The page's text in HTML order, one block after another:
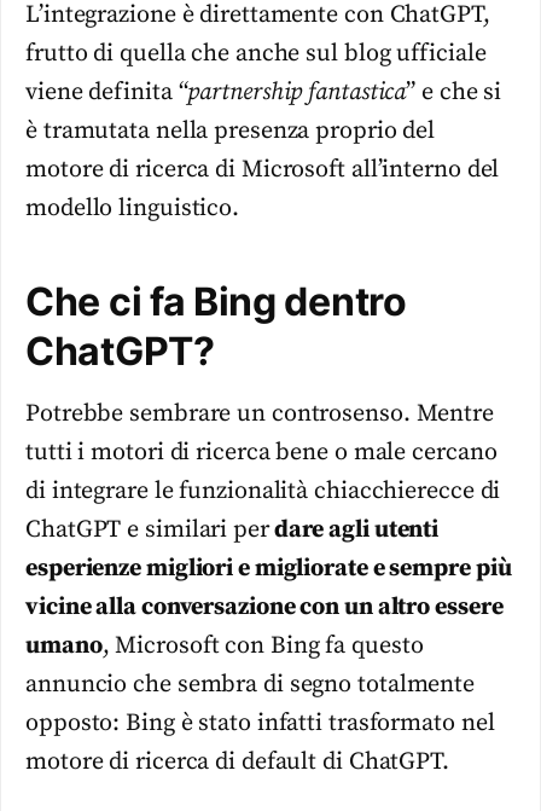
L’integrazione è direttamente con ChatGPT,
frutto di quella che anche sul blog ufficiale
viene definita “partnership fantastica” e che si
è tramutata nella presenza proprio del
motore di ricerca di Microsoft all’interno del
modello linguistico.
Che ci fa Bing dentro
ChatGPT?
Potrebbe sembrare un controsenso. Mentre
tutti i motori di ricerca bene o male cercano
di integrare le funzionalità chiacchierecce di
ChatGPT e similari perdare agli utenti
esperienze migliori e migliorate e sempre più
vicine alla conversazione con un altro essere
umano, Microsoft con Bing fa questo
annuncio che sembra di segno totalmente
opposto: Bing è stato infatti trasformato nel
motore di ricerca di default di ChatGPT.